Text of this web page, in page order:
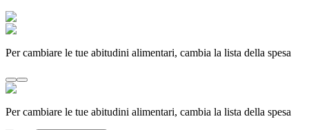
Per cambiare le tue abitudini alimentari, cambia la lista della spesa
Per cambiare le tue abitudini alimentari, cambia la lista della spesa